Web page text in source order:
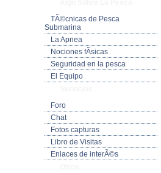
TÃ©cnicas de Pesca
Submarina
La Apnea
Nociones fÃ­sicas
Seguridad en la pesca
El Equipo
Foro
Chat
Fotos capturas
Libro de Visitas
Enlaces de interÃ©s